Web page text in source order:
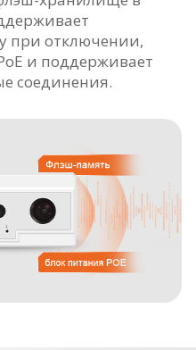
при отключении,
и поддерживает
соединения.